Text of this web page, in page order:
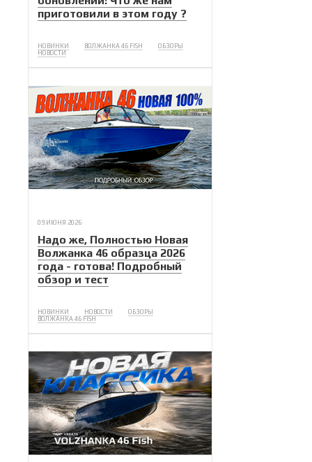
приготовили в этом году ?
НОВИНКИ ВОЛЖАНКА 46 FISH
ОБЗОРЫ
НОВОСТИ
09 ИЮНЯ 2026
Надо же, Полностью Новая
Волжанка 46 образца 2026
года - готова! Подробный
обзор и тест
НОВИНКИ НОВОСТИ
ОБЗОРЫ
ВОЛЖАНКА 46 FISH